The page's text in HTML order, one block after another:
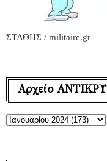
ΣΤΑΘΗΣ / militaire.gr
Αρχείο ΑΝΤΙΚΡΥ